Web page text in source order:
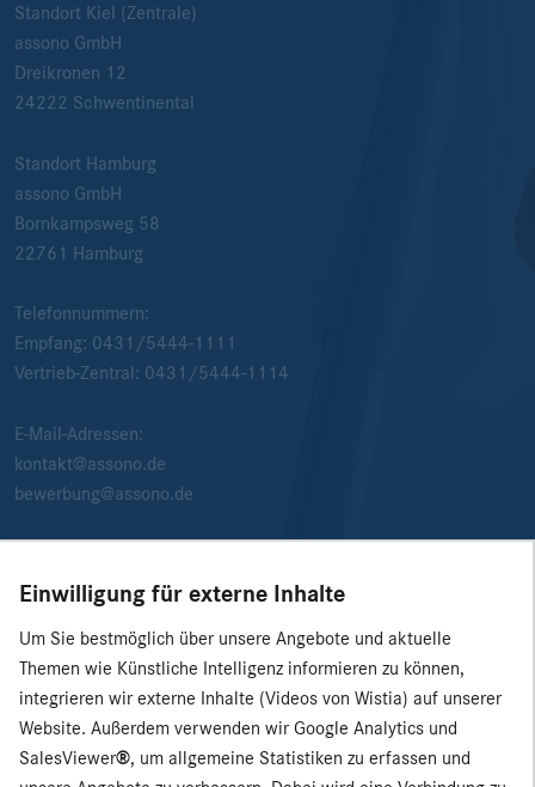
Standort Kiel (Zentrale)
assono GmbH
Dreikronen 12
24222 Schwentinental
Standort Hamburg
assono GmbH
Bornkampsweg 58
22761
Hamburg
Telefonnummern:
Empfang: 0431/5444-1111
Vertrieb-Zentral: 0431/5444-1114
E-Mail-Adressen:
kontakt@assono.de
bewerbung@assono.de
Einwilligung für externe Inhalte
Um Sie bestmöglich über unsere Angebote und aktuelle
Themen wie Künstliche Intelligenz informieren zu können,
integrieren wir externe Inhalte (Videos von Wistia) auf unserer
Website. Außerdem verwenden wir Google Analytics und
SalesViewer®, um allgemeine Statistiken zu erfassen und